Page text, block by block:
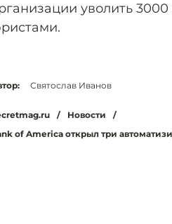
уволить
Святослав Иванов
/ Новости
/
of America открыл три